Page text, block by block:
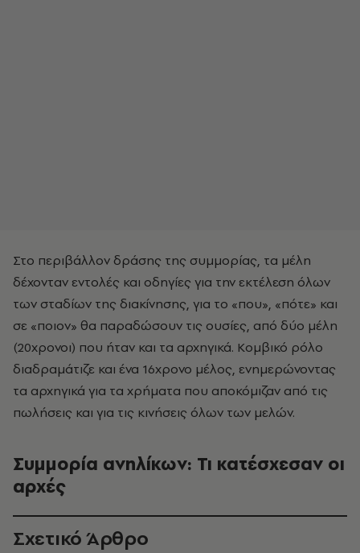
Στο περιβάλλον δράσης της συμμορίας, τα μέλη
δέχονταν εντολές και οδηγίες για την εκτέλεση όλων
των σταδίων της διακίνησης, για το «που», «πότε» και
σε «ποιον» θα παραδώσουν τις ουσίες, από δύο μέλη
(20χρονοι) που ήταν και τα αρχηγικά. Κομβικό ρόλο
διαδραμάτιζε και ένα 16χρονο μέλος, ενημερώνοντας
τα αρχηγικά για τα χρήματα που αποκόμιζαν από τις
πωλήσεις και για τις κινήσεις όλων των μελών.
Συμμορία ανηλίκων: Τι κατέσχεσαν οι
αρχές
Σχετικό Άρθρο